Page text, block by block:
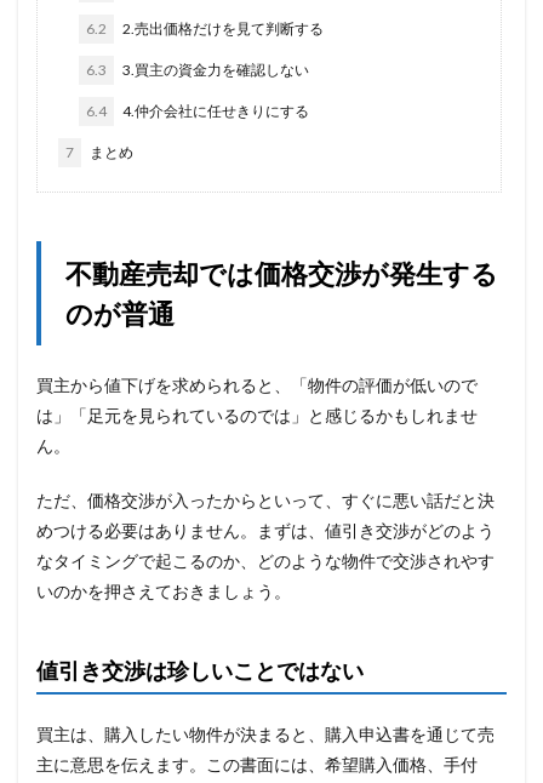
6.2 2.売出価格だけを見て判断する
6.3 3.買主の資金力を確認しない
6.4 4.仲介会社に任せきりにする
7 まとめ
不動産売却では価格交渉が発生する
のが普通
買主から値下げを求められると、「物件の評価が低いので
は」「足元を見られているのでは」と感じるかもしれませ
ん。
ただ、価格交渉が入ったからといって、すぐに悪い話だと決
めつける必要はありません。まずは、値引き交渉がどのよう
なタイミングで起こるのか、どのような物件で交渉されやす
いのかを押さえておきましょう。
値引き交渉は珍しいことではない
買主は、購入したい物件が決まると、購入申込書を通じて売
主に意思を伝えます。この書面には、希望購入価格、手付